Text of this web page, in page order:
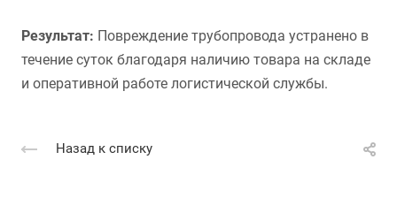
Результат: Повреждение трубопровода устранено в
течение суток благодаря наличию товара на складе
и оперативной работе логистической службы.
Назад к списку